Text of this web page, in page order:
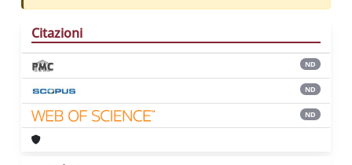
Citazioni
ND
ND
ND